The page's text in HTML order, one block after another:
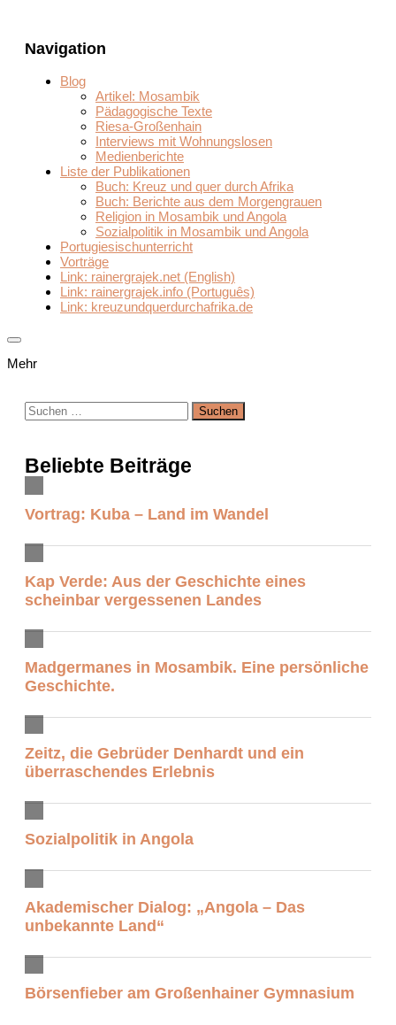
Navigation
Blog
Artikel: Mosambik
Pädagogische Texte
Riesa-Großenhain
Interviews mit Wohnungslosen
Medienberichte
Liste der Publikationen
Buch: Kreuz und quer durch Afrika
Buch: Berichte aus dem Morgengrauen
Religion in Mosambik und Angola
Sozialpolitik in Mosambik und Angola
Portugiesischunterricht
Vorträge
Link: rainergrajek.net (English)
Link: rainergrajek.info (Português)
Link: kreuzundquerdurchafrika.de
Mehr
Suchen
nach:
Beliebte Beiträge
Vortrag: Kuba – Land im Wandel
Kap Verde: Aus der Geschichte eines
scheinbar vergessenen Landes
Madgermanes in Mosambik. Eine persönliche
Geschichte.
Zeitz, die Gebrüder Denhardt und ein
überraschendes Erlebnis
Sozialpolitik in Angola
Akademischer Dialog: „Angola – Das
unbekannte Land“
Börsenfieber am Großenhainer Gymnasium